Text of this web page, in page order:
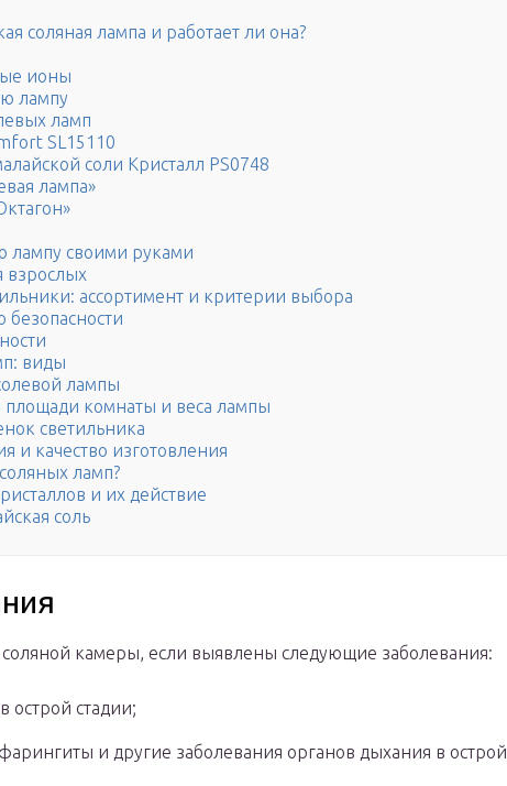
соляная лампа и работает ли она?
ионы
лампу
ламп
SL15110
соли Кристалл PS0748
лампа»
лампу своими руками
взрослых
ассортимент и критерии выбора
безопасности
виды
лампы
комнаты и веса лампы
светильника
и качество изготовления
ламп?
и их действие
соль
камеры, если выявлены следующие заболевания:
стадии;
и другие заболевания органов дыхания в острой